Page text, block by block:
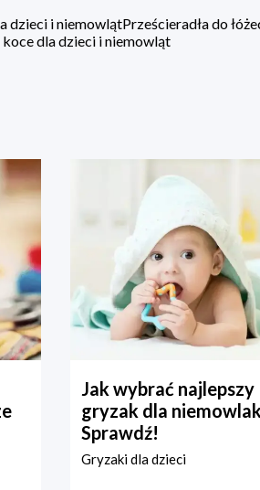
dzieci i niemowlątPrześcieradła do
dla dzieci i niemowląt
Jak wybrać najlepszy
gryzak dla
Sprawdź!
Gryzaki dla dzieci